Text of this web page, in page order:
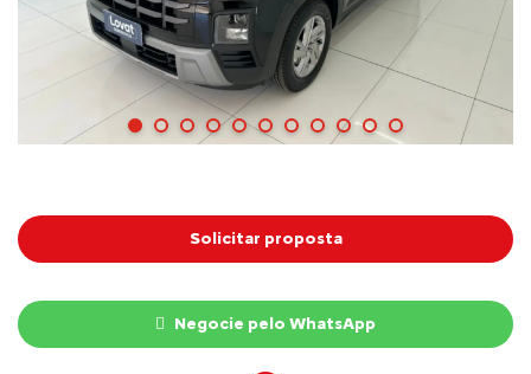
Solicitar proposta
Negocie pelo WhatsApp